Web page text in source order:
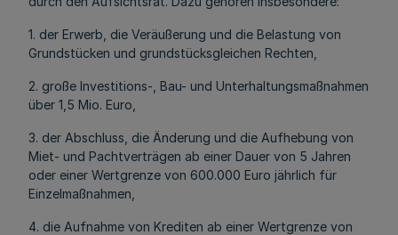
1. der Erwerb, die Veräußerung und die Belastung von
Grundstücken und grundstücksgleichen Rechten,
2. große Investitions-, Bau- und Unterhaltungsmaßnahmen
über 1,5 Mio. Euro,
3. der Abschluss, die Änderung und die Aufhebung von
Miet- und Pachtverträgen ab einer Dauer von 5 Jahren
oder einer Wertgrenze von 600.000 Euro jährlich für
Einzelmaßnahmen,
4. die Aufnahme von Krediten ab einer Wertgrenze von